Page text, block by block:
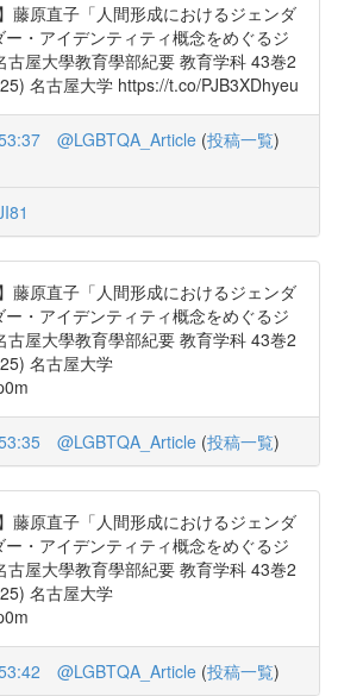
藤原直子「人間形成におけるジェンダ
・アイデンティティ概念をめぐるジ
古屋大學教育學部紀要 教育学科 43巻2
名古屋大学 https://t.co/PJB3XDhyeu
@LGBTQA_Article (投稿一覧)
藤原直子「人間形成におけるジェンダ
・アイデンティティ概念をめぐるジ
古屋大學教育學部紀要 教育学科 43巻2
名古屋大学
@LGBTQA_Article (投稿一覧)
藤原直子「人間形成におけるジェンダ
・アイデンティティ概念をめぐるジ
古屋大學教育學部紀要 教育学科 43巻2
名古屋大学
@LGBTQA_Article (投稿一覧)